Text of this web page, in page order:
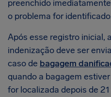
preenchido
o problema for
Após esse registro inicial,
indenização deve ser
caso de bagagem
quando a bagagem
for localizada depois de